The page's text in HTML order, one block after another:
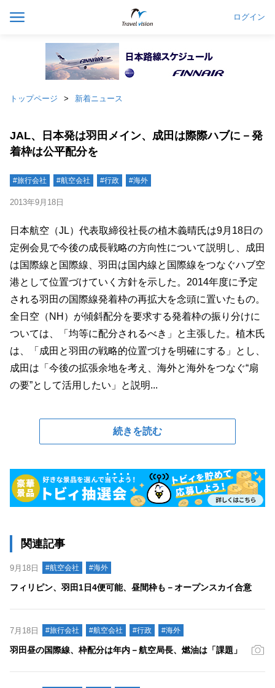
ログイン
トップページ 新着ニュース
JAL、日本発は羽田メイン、成田は際際ハブに－発
着枠は公平配分を
#旅行会社 #航空会社 #行政 #海外
2013年9月18日
日本航空（JL）代表取締役社長の植木義晴氏は9月18日の
定例会見で今後の成長戦略の方向性について説明し、成田
は国際線と国際線、羽田は国内線と国際線をつなぐハブ空
港として位置づけていく方針を示した。2014年度に予定
される羽田の国際線発着枠の再拡大を念頭に置いたもの。
全日空（NH）が傾斜配分を要求する発着枠の振り分けに
ついては、「均等に配分されるべき」と主張した。植木氏
は、「成田と羽田の戦略的位置づけを明確にする」とし、
成田は「今後の拡張余地を考え、海外と海外をつなぐ“扇
の要”として活用したい」と説明...
続きを読む
関連記事
9月18日 #航空会社 #海外
フィリピン、羽田1日4便可能、昼間枠も－オープンスカイ合意
7月18日 #旅行会社 #航空会社 #行政 #海外
羽田昼の国際線、枠配分は年内－航空局長、燃油は「課題」